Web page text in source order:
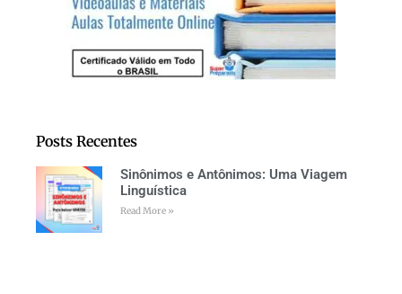
Posts Recentes
Sinônimos e Antônimos: Uma Viagem
Linguística
Read More »